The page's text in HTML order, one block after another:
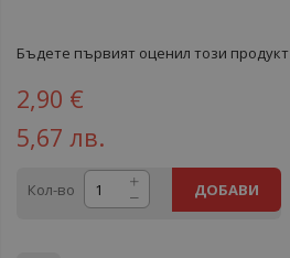
Бъдете първият оценил този продукт
2,90 €
5,67 лв.
Кол-во ДОБАВИ